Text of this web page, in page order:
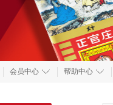
会员中心 帮助中心